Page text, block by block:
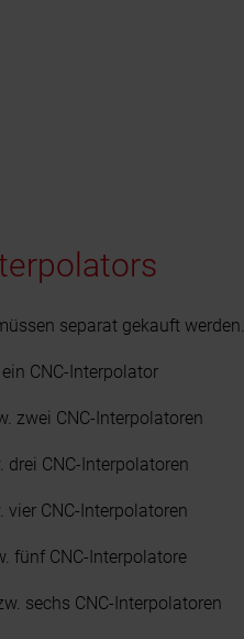
separat gekauft werden.
CNC-Interpolator
zwei CNC-Interpolatoren
drei CNC-Interpolatoren
vier CNC-Interpolatoren
fünf CNC-Interpolatore
sechs CNC-Interpolatoren